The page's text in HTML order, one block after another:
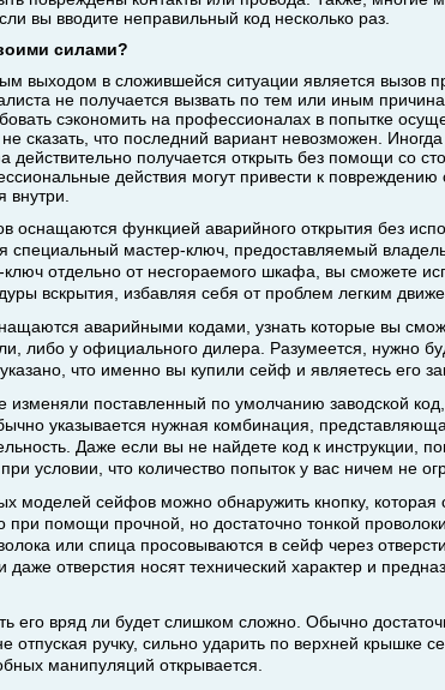
вы вводите неправильный код несколько раз.
силами?
выходом в сложившейся ситуации является вызов
не получается вызвать по тем или иным
сэкономить на профессионалах в попытке
сказать, что последний вариант невозможен. Иногда
получается открыть без помощи со
действия могут привести к
внутри.
функцией аварийного открытия без
специальный мастер-ключ, предоставляемый
отдельно от несгораемого шкафа, вы сможете
вскрытия, избавляя себя от проблем легким
аварийными кодами, узнать которые вы
либо у официального дилера. Разумеется, нужно
что именно вы купили сейф и являетесь его
поставленный по умолчанию заводской код,
указывается нужная комбинация,
Даже если вы не найдете код к инструкции,
условии, что количество попыток у вас ничем не
моделей сейфов можно обнаружить кнопку,
при помощи прочной, но достаточно тонкой
или спица просовываются в сейф через
даже отверстия носят технический характер и
его вряд ли будет слишком сложно. Обычно
отпуская ручку, сильно ударить по верхней крышке
манипуляций открывается.